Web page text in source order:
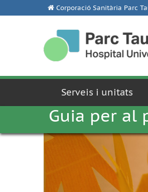
Corporació Sanitària Parc
Serveis i unitats
Guia per al